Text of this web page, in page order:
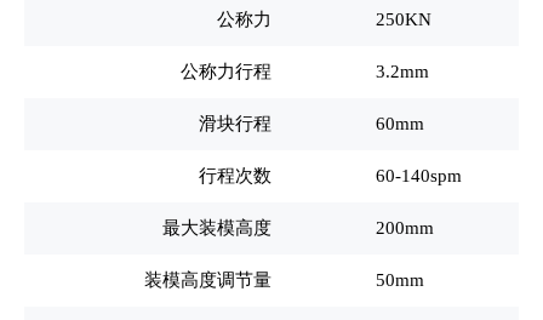
公称力 250KN
公称力行程 3.2mm
滑块行程 60mm
行程次数 60-140spm
最大装模高度 200mm
装模高度调节量 50mm